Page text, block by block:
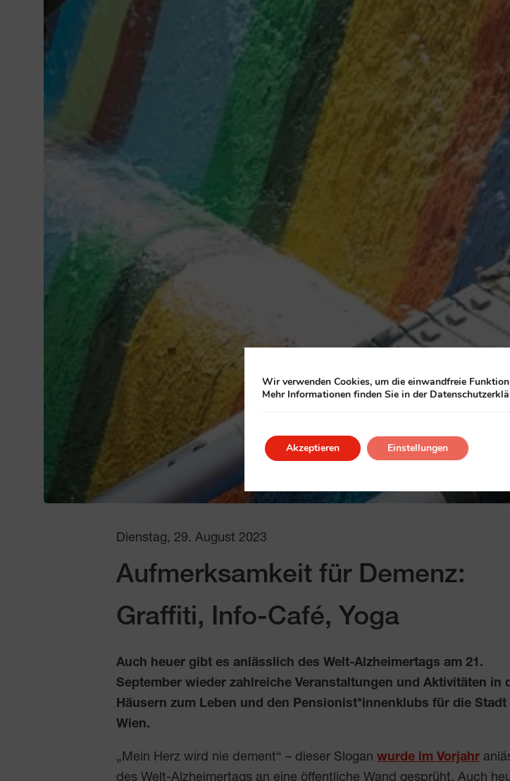
Dienstag, 29. August 2023
Aufmerksamkeit für Demenz:
Graffiti, Info-Café, Yoga
Auch heuer gibt es anlässlich des Welt-Alzheimertags am 21.
September wieder zahlreiche Veranstaltungen und Aktivitäten in
Häusern zum Leben und den Pensionist*innenklubs für die Stadt
Wien.
„Mein Herz wird nie dement“ – dieser Slogan wurde im Vorjahr
des Welt-Alzheimertags an eine öffentliche Wand gesprüht. Auch
Wir verwenden Cookies, um die einwandfreie
Mehr Informationen finden Sie in der
Akzeptieren Einstellungen